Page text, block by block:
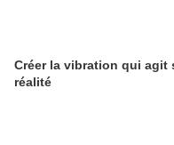
Créer la vibration qui agit
réalité